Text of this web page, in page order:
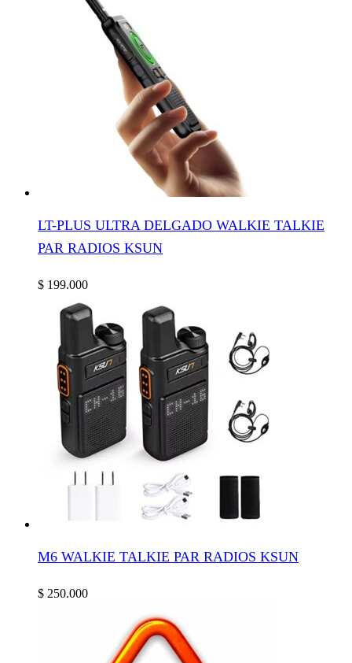
LT-PLUS ULTRA DELGADO WALKIE TALKIE
PAR RADIOS KSUN
$ 199.000
M6 WALKIE TALKIE PAR RADIOS KSUN
$ 250.000